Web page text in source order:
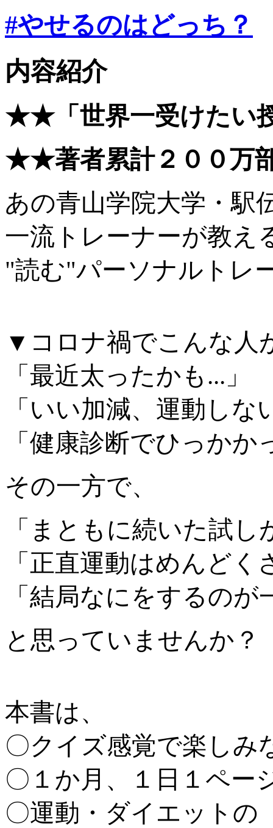
#やせるのはどっち？
内容紹介
★★「世界一受けたい
★★著者累計２００万
あの青山学院大学・駅
一流トレーナーが教え
"読む"パーソナルトレ
▼コロナ禍でこんな人
「最近太ったかも...」
「いい加減、運動しな
「健康診断でひっかか
その一方で、
「まともに続いた試し
「正直運動はめんどく
「結局なにをするの
と思っていませんか？
本書は、
〇クイズ感覚で楽しみ
〇１か月、１日１ペー
〇運動・ダイエットの